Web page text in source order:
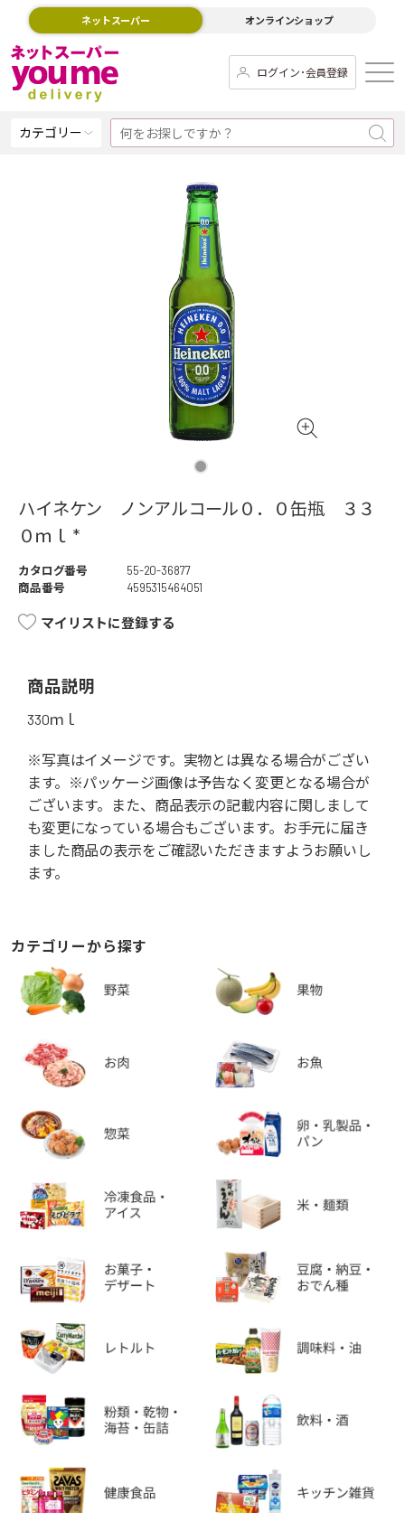
ネットスーパー オンラインショップ
ログイン･会員登録
カテゴリー
ハイネケン ノンアルコール０．０缶瓶 ３３
０ｍｌ *
カタログ番号
55-20-36877
商品番号
4595315464051
マイリストに登録する
商品説明
330ｍｌ
※写真はイメージです。実物とは異なる場合がござい
ます。※パッケージ画像は予告なく変更となる場合が
ございます。また、商品表示の記載内容に関しまして
も変更になっている場合もございます。お手元に届き
ました商品の表示をご確認いただきますようお願いし
ます。
カテゴリーから探す